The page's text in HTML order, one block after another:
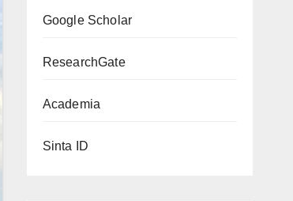
Google Scholar
ResearchGate
Academia
Sinta ID